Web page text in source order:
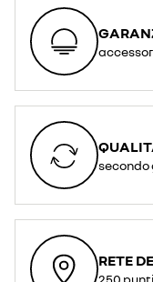
secondo
RETE